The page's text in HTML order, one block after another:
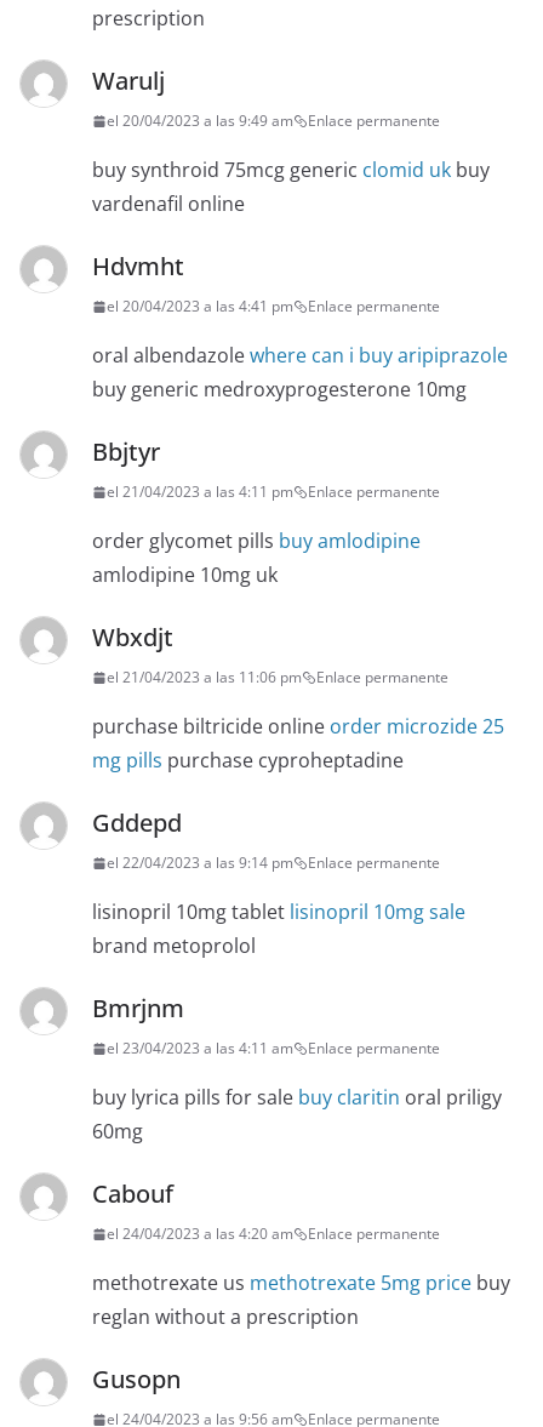
prescription
Warulj
el 20/04/2023 a las 9:49 am Enlace permanente
buy synthroid 75mcg generic clomid uk buy
vardenafil online
Hdvmht
el 20/04/2023 a las 4:41 pm Enlace permanente
oral albendazolewhere can i buy aripiprazole
buy generic medroxyprogesterone 10mg
Bbjtyr
el 21/04/2023 a las 4:11 pm Enlace permanente
order glycomet pills buy amlodipine
amlodipine 10mg uk
Wbxdjt
el 21/04/2023 a las 11:06 pm Enlace permanente
purchase biltricide online order microzide 25
mg pills purchase cyproheptadine
Gddepd
el 22/04/2023 a las 9:14 pm Enlace permanente
lisinopril 10mg tablet lisinopril 10mg sale
brand metoprolol
Bmrjnm
el 23/04/2023 a las 4:11 am Enlace permanente
buy lyrica pills for sale buy claritin oral priligy
60mg
Cabouf
el 24/04/2023 a las 4:20 am Enlace permanente
methotrexate us methotrexate 5mg price buy
reglan without a prescription
Gusopn
el 24/04/2023 a las 9:56 am Enlace permanente